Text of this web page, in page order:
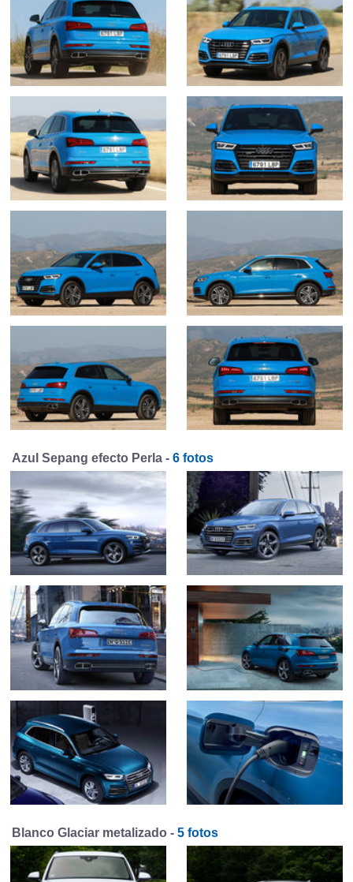
Azul Sepang efecto Perla - 6 fotos
Blanco Glaciar metalizado - 5 fotos